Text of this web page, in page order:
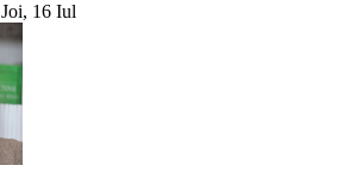
Joi, 16 Iul